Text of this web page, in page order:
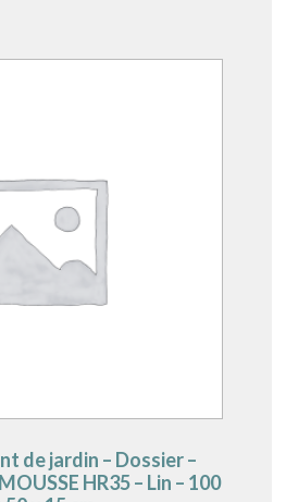
de jardin – Dossier –
HR35 – Lin – 100